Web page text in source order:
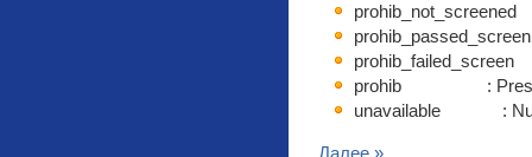
prohib_not_screened
prohib_failed_screen
prohib :
unavailable :